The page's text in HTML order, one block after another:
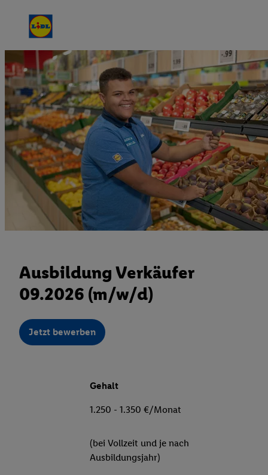
Ausbildung Verkäufer
09.2026 (m/w/d)
Jetzt bewerben
Gehalt
1.250 - 1.350 €/Monat
(bei Vollzeit und je nach
Ausbildungsjahr)